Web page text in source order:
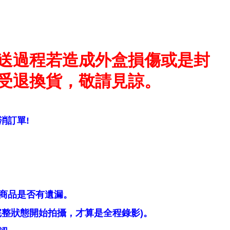
過程若造成外盒損傷或是封
換貨，敬請見諒。
訂單!
品是否有遺漏。
狀態開始拍攝，才算是全程錄影)。